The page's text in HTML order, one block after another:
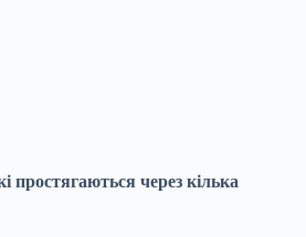
простягаються через кілька